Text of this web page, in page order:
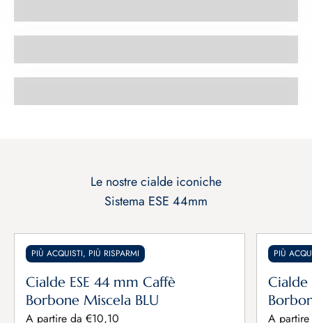
Caffè Lavazza®* A Modo Mio®*
Macchine da caffè
Sistema ESE 44mm
PIÙ ACQUISTI, PIÙ RISPARMI
Cialde ESE 44 mm Caffè
Borbone Miscela BLU
Prezzo scontato
A partire da €10,10
PIÙ
Cialde
Prezzo
A